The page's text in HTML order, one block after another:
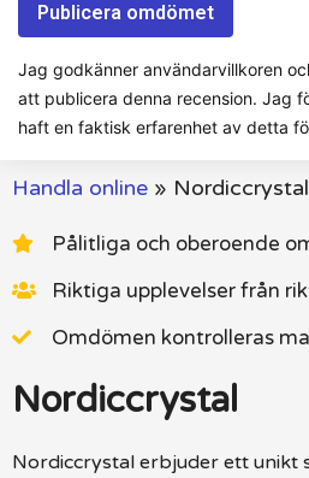
Jag godkänner användarvillkoren
att publicera denna recension. Jag
haft en faktisk erfarenhet av detta
Handla online » Nordiccrystal
Pålitliga och oberoende
Riktiga upplevelser från
Omdömen kontrolleras
Nordiccrystal
Nordiccrystal erbjuder ett unikt